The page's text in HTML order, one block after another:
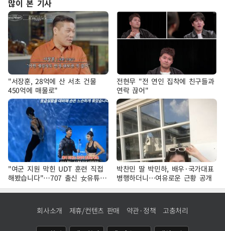
많이 본 기사
"서장훈, 28억에 산 서초 건물
450억에 매물로"
전현무 "전 연인 집착에 친구들과
연락 끊어"
"여군 지원 막힌 UDT 훈련 직접
해봤습니다"…707 출신 女유튜버
'완벽 소화'
박찬민 딸 박민하, 배우·국가대표
병행하더니…여유로운 근황 공개
회사소개 제휴/컨텐츠 판매 약관·정책 고충처리